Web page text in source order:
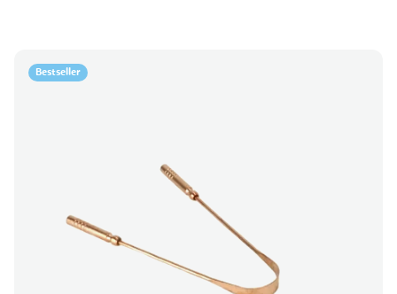
Bestseller